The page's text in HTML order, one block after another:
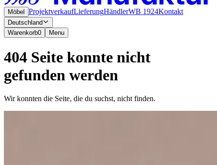
Möbel ProjektverkaufLieferungHändlerWB 1924Kontakt
Deutschland
Warenkorb0 Menu
404 Seite konnte nicht
gefunden werden
Wir konnten die Seite, die du suchst, nicht finden.